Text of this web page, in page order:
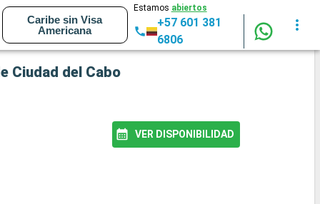
Caribe sin Visa
Americana
Estamos abiertos
+57 601 381
6806
Ciudad del Cabo
VER DISPONIBILIDAD